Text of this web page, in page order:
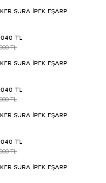
SURA İPEK EŞARP
TL
TL
SURA İPEK EŞARP
TL
TL
SURA İPEK EŞARP
TL
TL
SURA İPEK EŞARP